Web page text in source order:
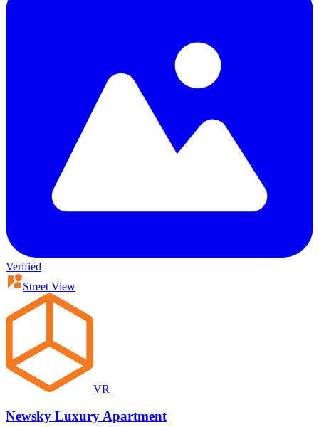
Verified
Street View
VR
Newsky Luxury Apartment